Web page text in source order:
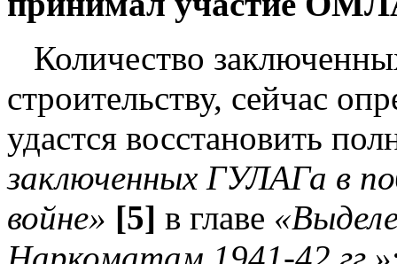
Количество
строительству, сейчас
удастся восстановить
заключенных ГУЛАГа в
войне» [5] в главе